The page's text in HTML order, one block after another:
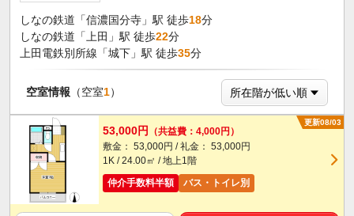
しなの鉄道「信濃国分寺」駅 徒歩18分
しなの鉄道「上田」駅 徒歩22分
上田電鉄別所線「城下」駅 徒歩35分
空室情報 （空室1）
更新08/03
53,000円
（共益費：4,000円）
敷金： 53,000円 / 礼金： 53,000円
1K / 24.00㎡ / 地上1階
仲介手数料半額
バス・トイレ別